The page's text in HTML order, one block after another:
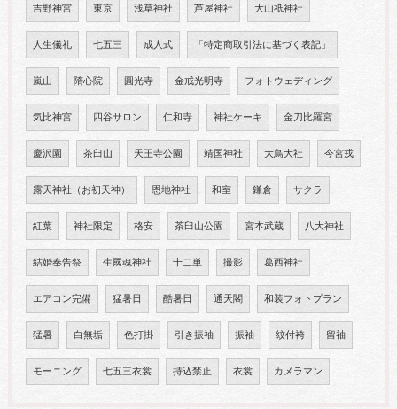
吉野神宮 東京 浅草神社 芦屋神社 大山祇神社
人生儀礼 七五三 成人式 「特定商取引法に基づく表記」
嵐山 隋心院 圓光寺 金戒光明寺 フォトウェディング
気比神宮 四谷サロン 仁和寺 神社ケーキ 金刀比羅宮
慶沢園 茶臼山 天王寺公園 靖国神社 大鳥大社 今宮戎
露天神社（お初天神） 恩地神社 和室 鎌倉 サクラ
紅葉 神社限定 格安 茶臼山公園 宮本武蔵 八大神社
結婚奉告祭 生國魂神社 十二単 撮影 葛西神社
エアコン完備 猛暑日 酷暑日 通天閣 和装フォトプラン
猛暑 白無垢 色打掛 引き振袖 振袖 紋付袴 留袖
モーニング 七五三衣裳 持込禁止 衣裳 カメラマン